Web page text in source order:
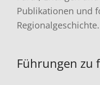
Publikationen und
Regionalgeschichte.
Führungen zu